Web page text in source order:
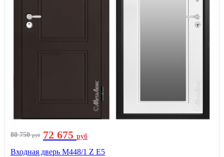
80 750руб 72 675 руб
Входная дверь М448/1 Z Е5